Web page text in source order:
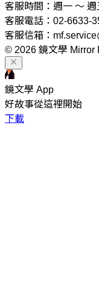
客服時間：週一 ～ 週
客服電話：02-6633-
客服信箱：
© 2026 鏡文學 Mirror
鏡文學 App
好故事從這裡開始
下載